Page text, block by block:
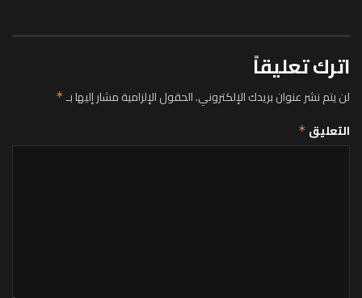
اترك تعليقاً
لن يتم نشر عنوان بريدك الإلكتروني.الحقول الإلزامية مشار إليها بـ*
التعليق *